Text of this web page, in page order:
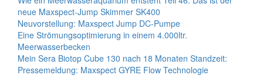
neue Maxspect-Jump Skimmer SK400
Neuvorstellung: Maxspect Jump DC-Pumpe
Eine Strömungsoptimierung in einem 4.000ltr.
Meerwasserbecken
Mein Sera Biotop Cube 130 nach 18 Monaten Standzeit:
Pressemeldung: Maxspect GYRE Flow Technologie